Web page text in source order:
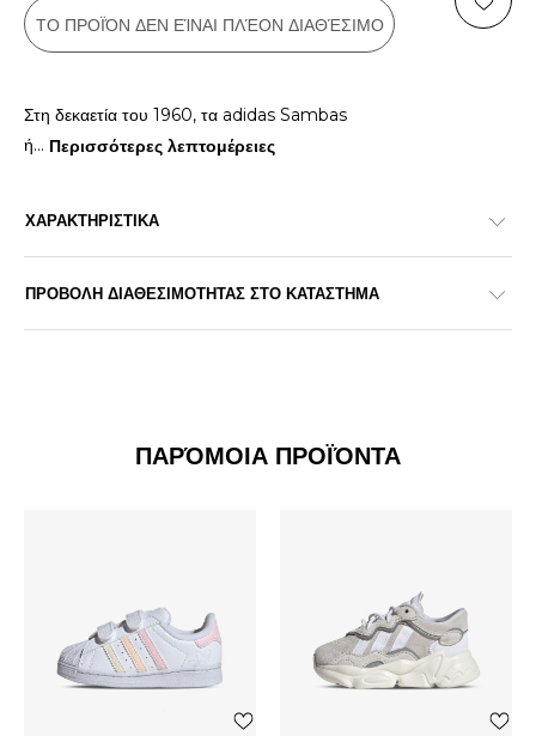
ΤΟ ΠΡΟΪΌΝ ΔΕΝ ΕΊΝΑΙ ΠΛΈΟΝ ΔΙΑΘΈΣΙΜΟ
Στη δεκαετία του 1960, τα adidas Sambas
ή... Περισσότερες λεπτομέρειες
ΧΑΡΑΚΤΗΡΙΣΤΙΚΑ
ΠΡΟΒΟΛΗ ΔΙΑΘΕΣΙΜΟΤΗΤΑΣ ΣΤΟ ΚΑΤΑΣΤΗΜΑ
ΠΑΡΌΜΟΙΑ ΠΡΟΪΌΝΤΑ